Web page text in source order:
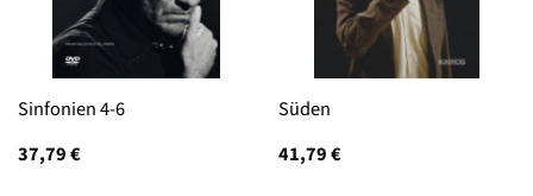
Sinfonien 4-6
37,79€
Süden
41,79€